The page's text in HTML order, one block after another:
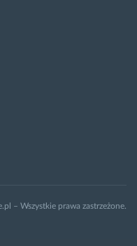
– Wszystkie prawa zastrzeżone.